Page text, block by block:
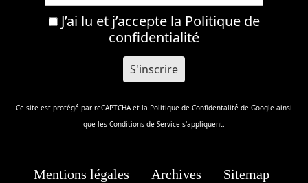
J’ai lu et j’accepte la Politique de
confidentialité
Ce site est protégé par reCAPTCHA et la Politique de Confidentalité de Google ainsi
que les Conditions de Service s'appliquent.
Mentions légales Archives
Sitemap